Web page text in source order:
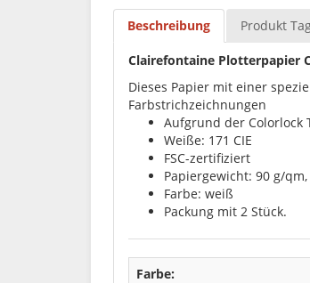
Beschreibung Produkt
Clairefontaine Plotterpapier
Dieses Papier mit einer
Farbstrichzeichnungen
Aufgrund der Colorlock
Weiße: 171 CIE
FSC-zertifiziert
Papiergewicht: 90 g/qm,
Farbe: weiß
Packung mit 2 Stück.
Farbe: